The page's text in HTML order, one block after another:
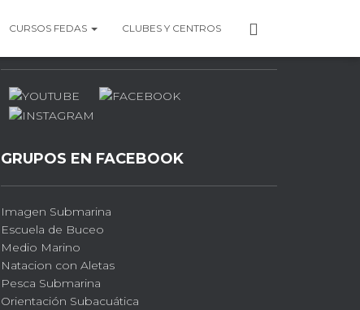
CURSOS FEDAS CLUBES Y CENTROS
R
GRUPOS EN FACEBOOK
Imagen Submarina
Escuela de Buceo
Medio Marino
Natacion con Aletas
Pesca Submarina
Orientación Subacuática